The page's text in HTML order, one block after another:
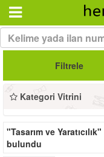
Filtrele
Kategori Vitrini
"Tasarım ve Yaratıcılık"
bulundu